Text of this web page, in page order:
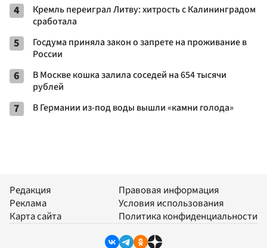
4
Кремль переиграл Литву: хитрость с Калининградом
сработала
5
Госдума приняла закон о запрете на проживание в
России
6
В Москве кошка залила соседей на 654 тысячи
рублей
7 В Германии из-под воды вышли «камни голода»
Редакция
Реклама
Карта сайта
Правовая информация
Условия использования
Политика конфиденциальности